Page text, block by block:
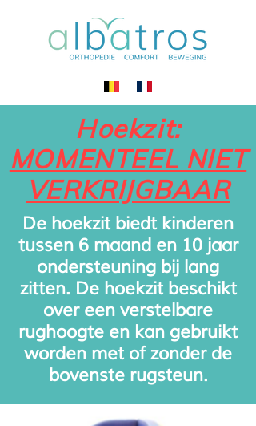
Hoekzit:
MOMENTEEL NIET
VERKRIJGBAAR
De hoekzit biedt kinderen
tussen 6 maand en 10 jaar
ondersteuning bij lang
zitten. De hoekzit beschikt
over een verstelbare
rughoogte en kan gebruikt
worden met of zonder de
bovenste rugsteun.